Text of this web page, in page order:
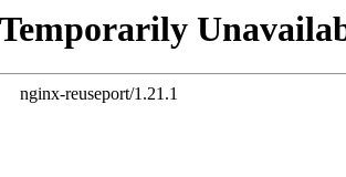
nginx-reuseport/1.21.1